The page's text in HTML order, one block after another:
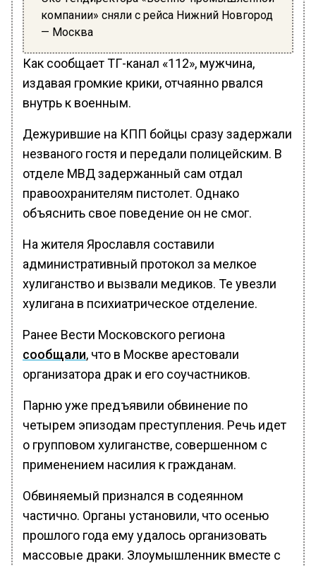
компании» сняли с рейса Нижний Новгород
— Москва
Как сообщает ТГ-канал «112», мужчина,
издавая громкие крики, отчаянно рвался
внутрь к военным.
Дежурившие на КПП бойцы сразу задержали
незваного гостя и передали полицейским. В
отделе МВД задержанный сам отдал
правоохранителям пистолет. Однако
объяснить свое поведение он не смог.
На жителя Ярославля составили
административный протокол за мелкое
хулиганство и вызвали медиков. Те увезли
хулигана в психиатрическое отделение.
Ранее Вести Московского региона
сообщали, что в Москве арестовали
организатора драк и его соучастников.
Парню уже предъявили обвинение по
четырем эпизодам преступления. Речь идет
о групповом хулиганстве, совершенном с
применением насилия к гражданам.
Обвиняемый признался в содеянном
частично. Органы установили, что осенью
прошлого года ему удалось организовать
массовые драки. Злоумышленник вместе с